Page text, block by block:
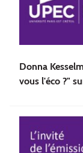
Donna
vous l'éco ?"